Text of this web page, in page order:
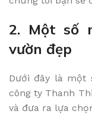
2. Một số
vườn đẹp
Dưới đây là một
công ty Thanh
và đưa ra lựa